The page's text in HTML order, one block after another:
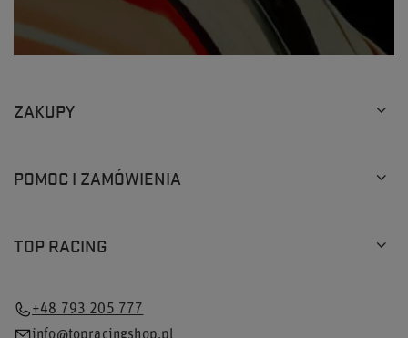
ZAKUPY
POMOC I ZAMÓWIENIA
TOP RACING
+48 793 205 777